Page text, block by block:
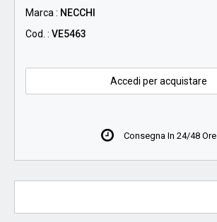
Marca : NECCHI
Cod. : VE5463
Accedi per acquistare
Consegna In 24/48 Ore